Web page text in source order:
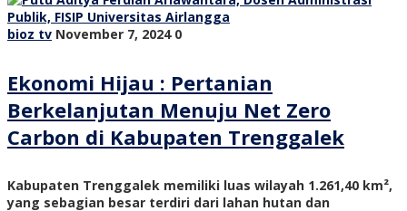
bioz tv November 7, 2024 0
Ekonomi Hijau : Pertanian
Berkelanjutan Menuju Net Zero
Carbon di Kabupaten Trenggalek
Kabupaten Trenggalek memiliki luas wilayah 1.261,40 km²,
yang sebagian besar terdiri dari lahan hutan dan